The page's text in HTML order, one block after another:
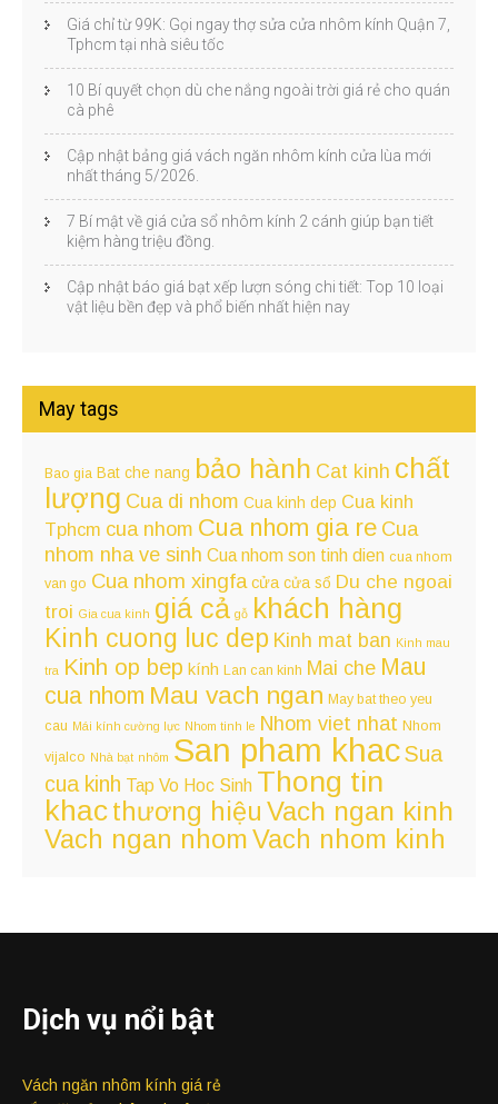
Giá chỉ từ 99K: Gọi ngay thợ sửa cửa nhôm kính Quận 7,
Tphcm tại nhà siêu tốc
10 Bí quyết chọn dù che nắng ngoài trời giá rẻ cho quán
cà phê
Cập nhật bảng giá vách ngăn nhôm kính cửa lùa mới
nhất tháng 5/2026.
7 Bí mật về giá cửa sổ nhôm kính 2 cánh giúp bạn tiết
kiệm hàng triệu đồng.
Cập nhật báo giá bạt xếp lượn sóng chi tiết: Top 10 loại
vật liệu bền đẹp và phổ biến nhất hiện nay
May tags
Bao gia Bat che nang bảo hành Cat kinh chất
lượng Cua di nhom Cua kinh dep Cua kinh
Tphcm cua nhom Cua nhom gia re Cua
nhom nha ve sinh Cua nhom son tinh dien cua nhom
van go Cua nhom xingfa cửa cửa sổ Du che ngoai
troi Gia cua kinh giá cả gỗ khách hàng
Kinh cuong luc dep Kinh mat ban Kinh mau
tra Kinh op bep kính Lan can kinh Mai che Mau
cua nhom Mau vach ngan May bat theo yeu
cau Mái kính cường lực Nhom tinh le Nhom viet nhat Nhom
vijalco Nhà bạt nhôm San pham khacSua
cua kinh Tap Vo Hoc Sinh Thong tin
khacthương hiệu Vach ngan kinh
Vach ngan nhomVach nhom kinh
Dịch vụ nổi bật
Vách ngăn nhôm kính giá rẻ